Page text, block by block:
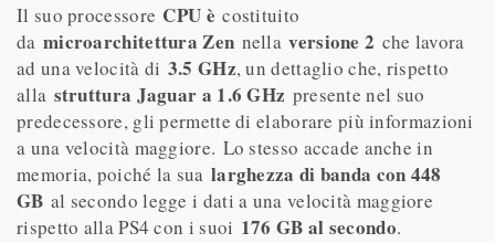
Il suo processore CPU ècostituito
da microarchitettura Zen nellaversione 2 che lavora
ad una velocità di 3.5 GHz, un dettaglio che, rispetto
alla struttura Jaguar a 1.6 GHz presente nel suo
predecessore, gli permette di elaborare più informazioni
a una velocità maggiore. Lo stesso accade anche in
memoria, poiché la sua larghezza di banda con 448
GB al secondo legge i dati a una velocità maggiore
rispetto alla PS4 con i suoi 176 GB al secondo.